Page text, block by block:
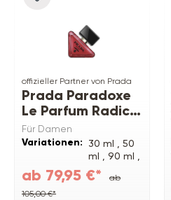
offizieller Partner von Prada
Prada Paradoxe
Le Parfum Radical
Essence
Für Damen
Variationen: 30 ml , 50
ml , 90 ml ,
150 ml
Refill
ab 79,95 €*
ab
105,00 €*